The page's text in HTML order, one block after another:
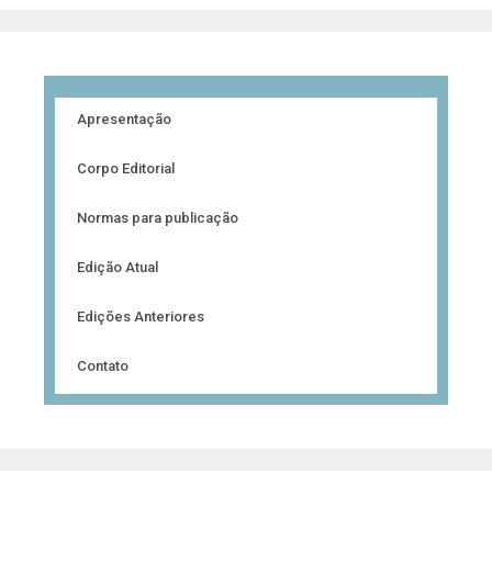
Apresentação
Corpo Editorial
Normas para publicação
Edição Atual
Edições Anteriores
Contato